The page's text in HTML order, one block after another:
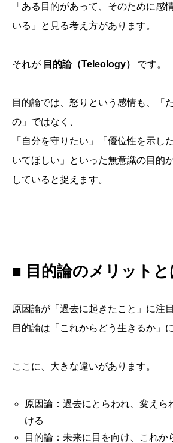
「ある目的があって、そのために感
いる」と見る考え方があります。
それが 目的論（Teleology） です。
目的論では、怒りという感情も、「
の」ではなく、
「自分を守りたい」「優位性を示し
いてほしい」といった無意識の目的
していると捉えます。
■ 目的論のメリットと
原因論が「過去に起きたこと」に注
目的論は「これからどう生きるか」
ここに、大きな違いがあります。
原因論：過去にとらわれ、変えら
ける
目的論：未来に目を向け、これか